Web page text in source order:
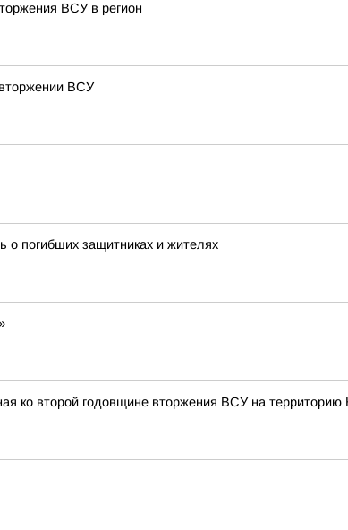
ВСУ в регион
ВСУ
о погибших защитниках и жителях
ко второй годовщине вторжения ВСУ на территорию